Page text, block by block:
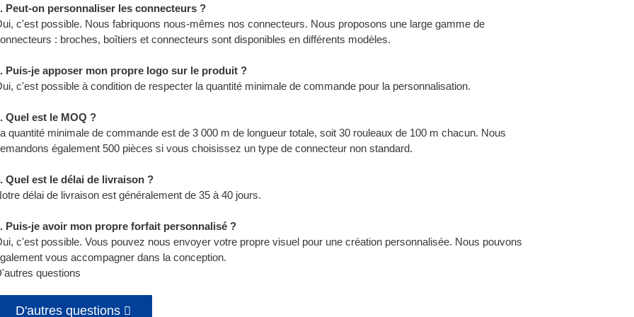
Peut-on personnaliser les connecteurs ?
c'est possible. Nous fabriquons nous-mêmes nos connecteurs. Nous proposons une large gamme de
: broches, boîtiers et connecteurs sont disponibles en différents modèles.
Puis-je apposer mon propre logo sur le produit ?
c'est possible à condition de respecter la quantité minimale de commande pour la personnalisation.
Quel est le MOQ ?
quantité minimale de commande est de 3 000 m de longueur totale, soit 30 rouleaux de 100 m chacun. Nous
également 500 pièces si vous choisissez un type de connecteur non standard.
Quel est le délai de livraison ?
délai de livraison est généralement de 35 à 40 jours.
Puis-je avoir mon propre forfait personnalisé ?
c'est possible. Vous pouvez nous envoyer votre propre visuel pour une création personnalisée. Nous pouvons
vous accompagner dans la conception.
questions
D'autres questions